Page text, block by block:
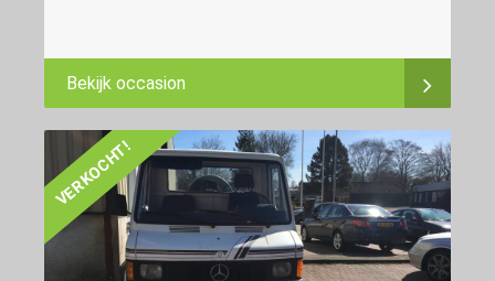
Bekijk occasion
VERKOCHT!